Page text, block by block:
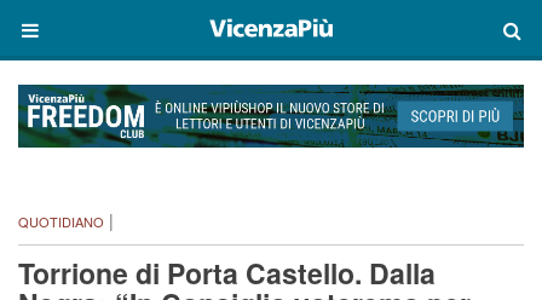
QUOTIDIANO |
Torrione di Porta Castello. Dalla